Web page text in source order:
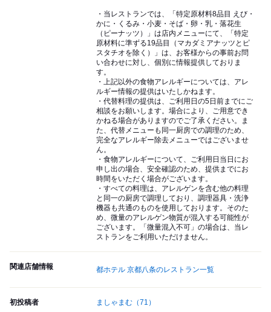
・当レストランでは、「特定原材料8品目 えび・
かに・くるみ・小麦・そば・卵・乳・落花生
（ピーナッツ）」は店内メニューにて、「特定
原材料に準ずる19品目（マカダミアナッツとピ
スタチオを除く）」は、お客様からの事前お問
い合わせに対し、個別に情報提供しておりま
す。
・上記以外の食物アレルギーについては、アレ
ルギー情報の提供はいたしかねます。
・代替料理の提供は、ご利用日の5日前までにご
相談をお願いします。場合により、ご用意でき
かねる場合がありますのでご了承ください。ま
た、代替メニューも同一厨房での調理のため、
完全なアレルギー除去メニューではございませ
ん。
・食物アレルギーについて、ご利用日当日にお
申し出の場合、安全確認のため、提供までにお
時間をいただく場合がございます。
・すべての料理は、アレルゲンを含む他の料理
と同一の厨房で調理しており、調理器具・洗浄
機器も共通のものを使用しております。そのた
め、微量のアレルゲン物質が混入する可能性が
ございます。「微量混入不可」の場合は、当レ
ストランをご利用いただけません。
関連店舗情報 都ホテル 京都八条のレストラン一覧
初投稿者 ましゃまむ （71）